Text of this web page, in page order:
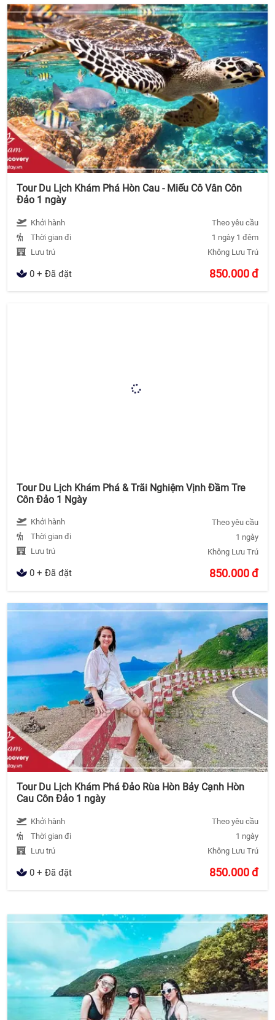
Tour Du Lịch Khám Phá Hòn Cau - Miếu Cô Vân Côn
Đảo 1 ngày
Khởi hành
Theo yêu cầu
Thời gian đi
1 ngày 1 đêm
Lưu trú
Không Lưu Trú
0 + Đã đặt 850.000đ
Tour Du Lịch Khám Phá & Trãi Nghiệm Vịnh Đầm Tre
Côn Đảo 1 Ngày
Khởi hành
Theo yêu cầu
Thời gian đi
1 ngày
Lưu trú
Không Lưu Trú
0 + Đã đặt 850.000đ
Tour Du Lịch Khám Phá Đảo Rùa Hòn Bảy Cạnh Hòn
Cau Côn Đảo 1 ngày
Khởi hành
Theo yêu cầu
Thời gian đi
1 ngày
Lưu trú
Không Lưu Trú
0 + Đã đặt 850.000đ